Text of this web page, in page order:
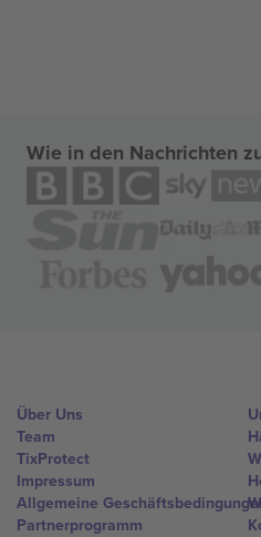
Wie in den Nachrichten
Über Uns
Team
TixProtect
Impressum
Allgemeine
Partnerprogramm